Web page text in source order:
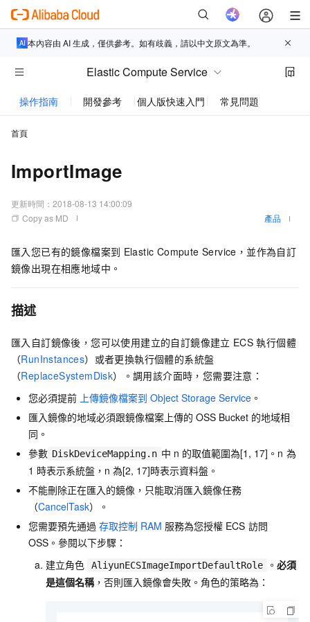
本內容由 AI 生成，僅供參考。如有歧義，請以中文原文為準。
Elastic Compute Service
操作指南 開發參考 個人版快速入門 常見問題
首頁
ImportImage
更新時間： 2018-08-13 14:00:09
Copy as MD
產品
匯入您已有的鏡像檔案到 Elastic Compute Service，並作為自訂
鏡像出現在相應地域中。
描述
匯入自訂鏡像後，您可以使用建立的自訂鏡像建立 ECS 執行個體
（RunInstances）或者更換執行個體的系統盤
（ReplaceSystemDisk）。調用該介面時，您需要注意：
您必須提前 上傳鏡像檔案到 Object Storage Service 。
匯入鏡像的地域必須跟鏡像檔案上傳的 OSS Bucket 的地域相
同。
參數 DiskDeviceMapping.n 中 n 的取值範圍為[1, 17]。n 為
1 時表示系統盤，n 為[2, 17]時表示資料盤。
不能刪除正在匯入的鏡像，只能取消匯入鏡像任務
（CancelTask）。
您需要預先通過 存取控制 RAM 服務為您授權 ECS 訪問
OSS。參閱以下步驟：
建立角色
AliyunECSImageImportDefaultRole 。 必須
是這個名稱，否則匯入鏡像會失敗。角色的策略為：